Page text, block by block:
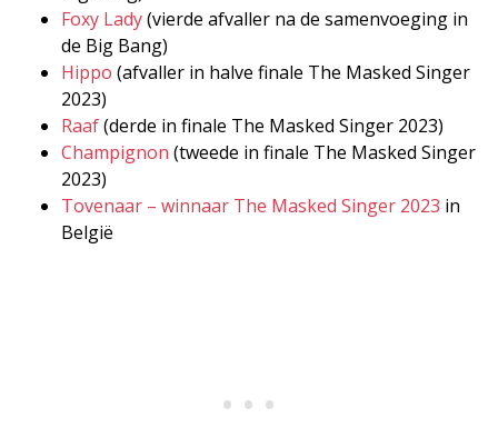
Foxy Lady(vierde afvaller na de samenvoeging in
de Big Bang)
Hippo (afvaller in halve finale The Masked Singer
2023)
Raaf(derde in finale The Masked Singer 2023)
Champignon (tweede in finale The Masked Singer
2023)
Tovenaar – winnaar The Masked Singer 2023 in
België